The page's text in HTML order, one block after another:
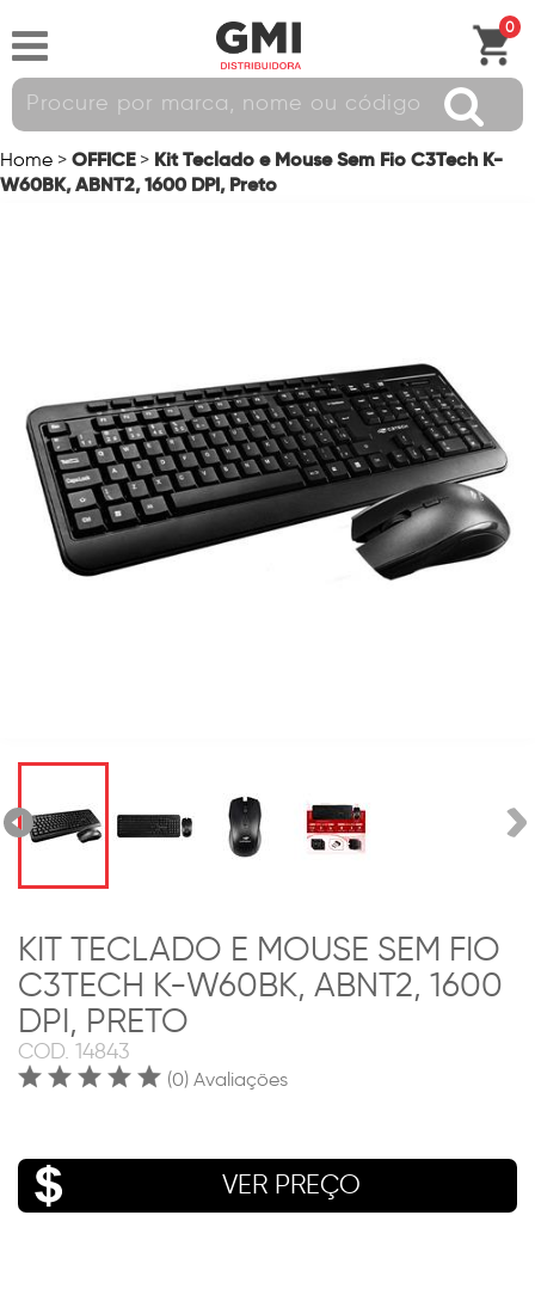
0
Home > OFFICE > Kit Teclado e Mouse Sem Fio C3Tech K-
W60BK, ABNT2, 1600 DPI, Preto
KIT TECLADO E MOUSE SEM FIO
C3TECH K-W60BK, ABNT2, 1600
DPI, PRETO
COD. 14843
(0) Avaliações
VER PREÇO